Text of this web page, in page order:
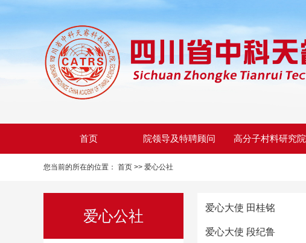
首页 院领导及特聘顾问 高分子村料研究院
您当前的所在的位置： 首页 >> 爱心公社
爱心公社 爱心大使 田桂铭
爱心大使 段纪鲁